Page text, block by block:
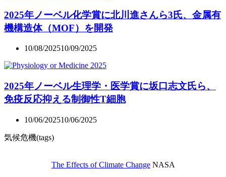
2025年ノーベル化学賞に北川進さんら3氏、金属有
機構造体（MOF）を開発
10/08/202510/09/2025
2025年ノーベル生理学・医学賞に坂口志文氏ら、
免疫反応抑える制御性T細胞
10/06/202510/06/2025
気候危機(tags)
The Effects of Climate ChangeNASA